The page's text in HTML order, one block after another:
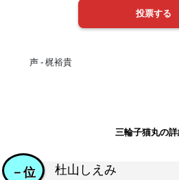
声 - 梶裕貴
三輪子猫丸の
杜山しえみ
－位